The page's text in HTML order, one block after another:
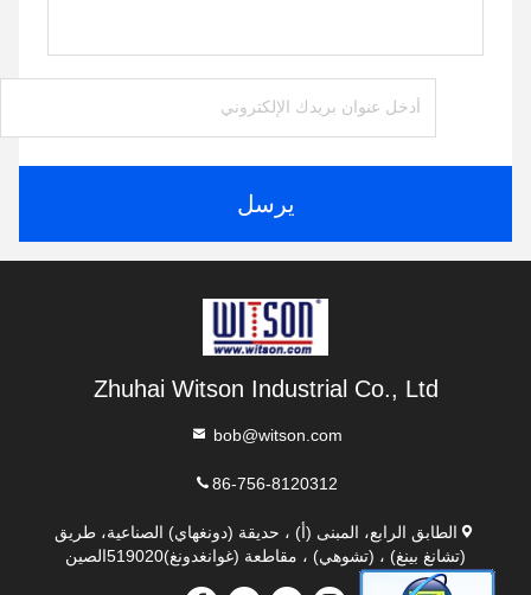
يرسل
Zhuhai Witson Industrial Co., Ltd
bob@witson.com
86-756-8120312
الطابق الرابع، المبنى (أ) ، حديقة (دونغهاي) الصناعية، طريق
(تشانغ بينغ) ، (تشوهي) ، مقاطعة (غوانغدونغ)519020الصين